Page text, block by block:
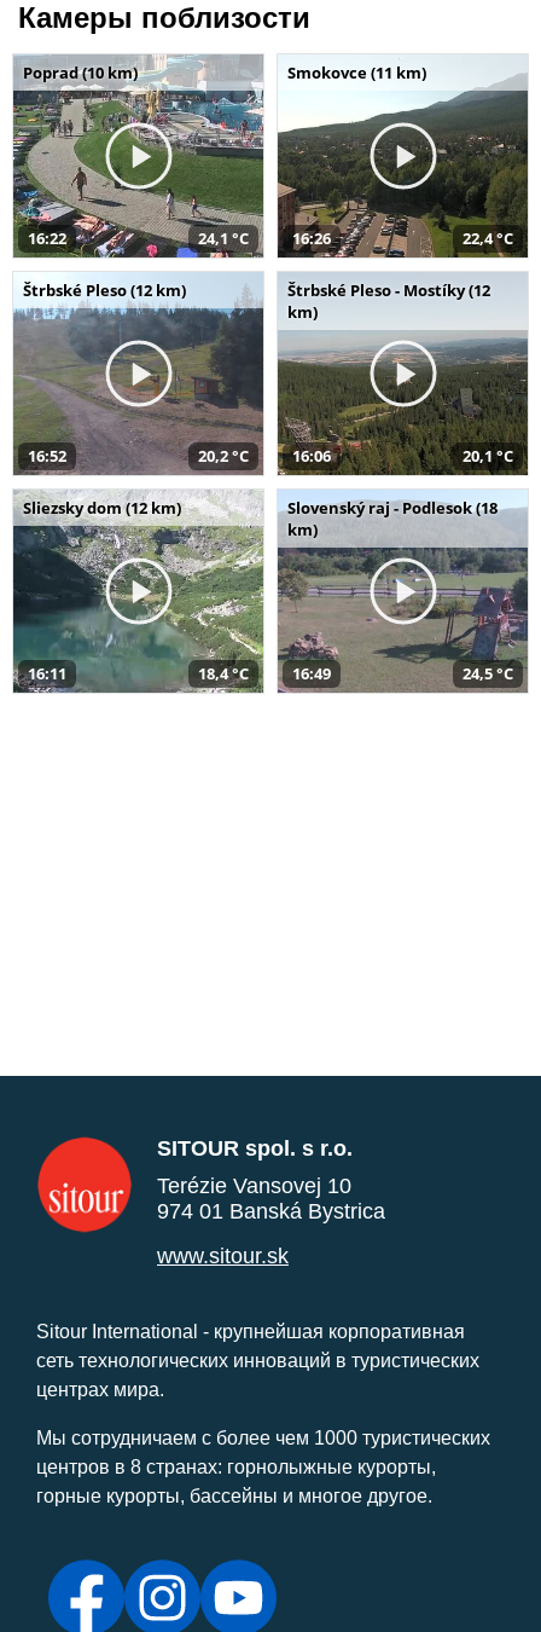
Камеры поблизости
Poprad (10 km)
16:22 24,1 °C
Smokovce (11 km)
16:26 22,4 °C
Štrbské Pleso (12 km)
16:52 20,2 °C
Štrbské Pleso - Mostíky (12
km)
16:06 20,1 °C
Sliezsky dom (12 km)
16:11 18,4 °C
Slovenský raj - Podlesok (18
km)
16:49 24,5 °C
SITOUR spol. s r.o.
Terézie Vansovej 10
974 01 Banská Bystrica
www.sitour.sk
Sitour International - крупнейшая корпоративная
сеть технологических инноваций в туристических
центрах мира.
Мы сотрудничаем с более чем 1000 туристических
центров в 8 странах: горнолыжные курорты,
горные курорты, бассейны и многое другое.